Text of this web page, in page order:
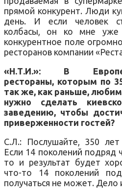
прямой конкурент. Люди
день. И если человек
колбасы, он ко мне
конкурентное поле
ресторанов компании
«Н.Т.И.»: В
рестораны, которым по
так же, как раньше,
нужно сделать
заведению, чтобы
приверженности гостей?
С.Л.: Послушайте, 350
Если 14 поколений подряд
то и результат будет
что-то 14 поколений
получаться не может. Дело